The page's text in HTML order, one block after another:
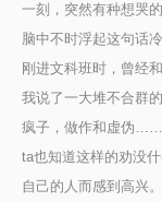
一刻，突然有种想哭
脑中不时浮起这句话
刚进文科班时，曾经
我说了一大堆不合群
疯子，做作和虚伪
ta也知道这样的劝没
自己的人而感到高兴